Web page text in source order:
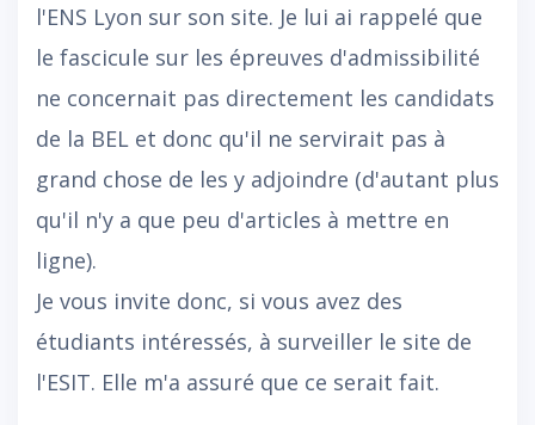
l'ENS Lyon sur son site. Je lui ai rappelé que
le fascicule sur les épreuves d'admissibilité
ne concernait pas directement les candidats
de la BEL et donc qu'il ne servirait pas à
grand chose de les y adjoindre (d'autant plus
qu'il n'y a que peu d'articles à mettre en
ligne).
Je vous invite donc, si vous avez des
étudiants intéressés, à surveiller le site de
l'ESIT. Elle m'a assuré que ce serait fait.